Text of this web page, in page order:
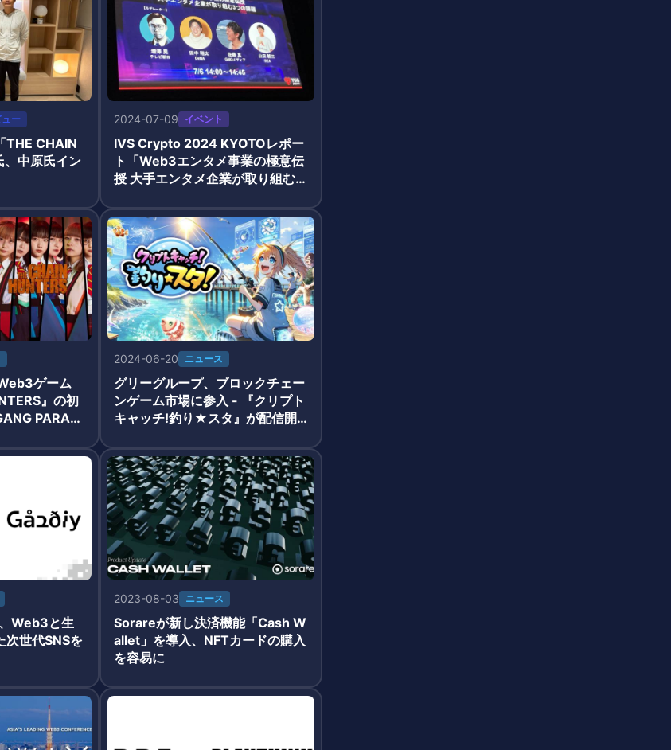
ー
THE CHAIN
、中原氏イン
2024-07-09 イベント
IVS Crypto 2024 KYOTOレポー
ト「Web3エンタメ事業の極意伝
授 大手エンタメ企業が取り組む3
ゲーム
』の初
PARAD
2024-06-20 ニュース
グリーグループ、ブロックチェー
ンゲーム市場に参入 - 『クリプト
キャッチ!釣り★スタ』が配信開
Web3と生
次世代SNSを
2023-08-03 ニュース
Sorareが新し決済機能「Cash W
allet」を導入、NFTカードの購入
を容易に